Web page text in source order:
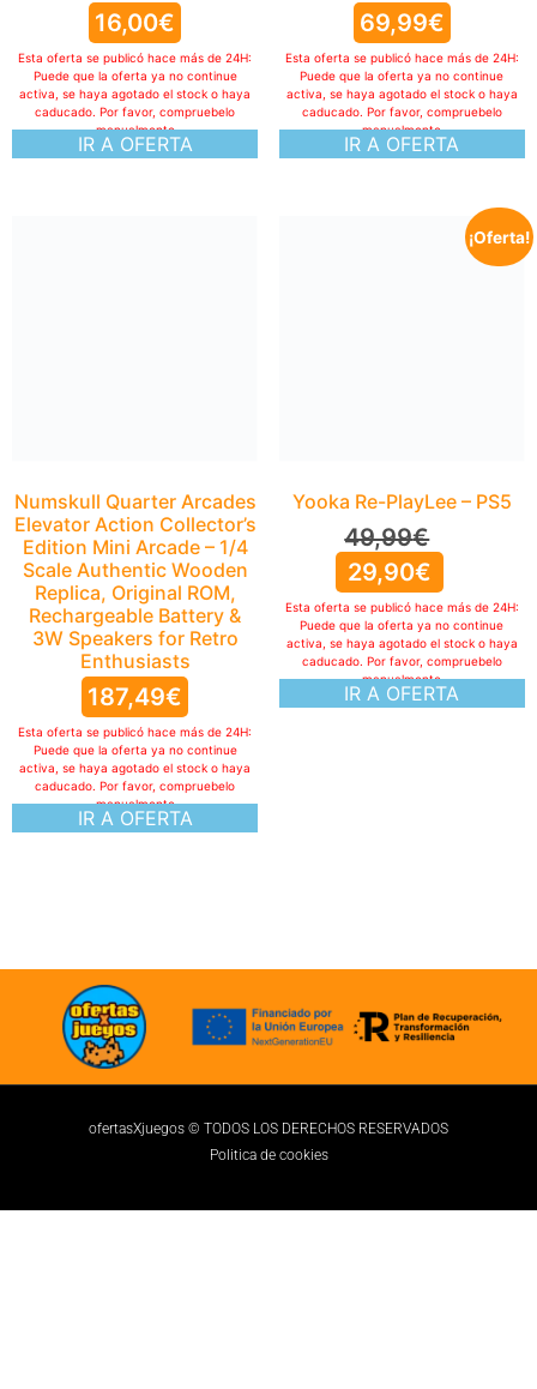
16,00€
IR A OFERTA
Esta oferta se publicó hace más de 24H:
Puede que la oferta ya no continue
activa, se haya agotado el stock o haya
caducado. Por favor, compruebelo
manualmente
69,99€
IR A OFERTA
Esta oferta se publicó hace más de 24H:
Puede que la oferta ya no continue
activa, se haya agotado el stock o haya
caducado. Por favor, compruebelo
manualmente
IR A OFERTA
Puede que la oferta ya no continue
activa, se haya agotado el stock o haya
caducado. Por favor, compruebelo
manualmente
¡Oferta!
Yooka Re-PlayLee – PS5
49,99€
29,90€
IR A OFERTA
Esta oferta se publicó hace más de 24H:
Puede que la oferta ya no continue
activa, se haya agotado el stock o haya
caducado. Por favor, compruebelo
manualmente
ofertasXjuegos © TODOS LOS DERECHOS RESERVADOS
Politica de cookies